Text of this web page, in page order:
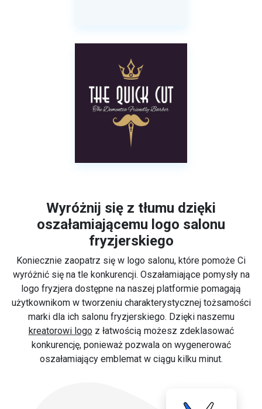
Wyróżnij się z tłumu dzięki
oszałamiającemu logo salonu
fryzjerskiego
Koniecznie zaopatrz się w logo salonu, które pomoże Ci
wyróżnić się na tle konkurencji. Oszałamiające pomysły na
logo fryzjera dostępne na naszej platformie pomagają
użytkownikom w tworzeniu charakterystycznej tożsamości
marki dla ich salonu fryzjerskiego. Dzięki naszemu
kreatorowi logoz łatwością możesz zdeklasować
konkurencję, ponieważ pozwala on wygenerować
oszałamiający emblemat w ciągu kilku minut.